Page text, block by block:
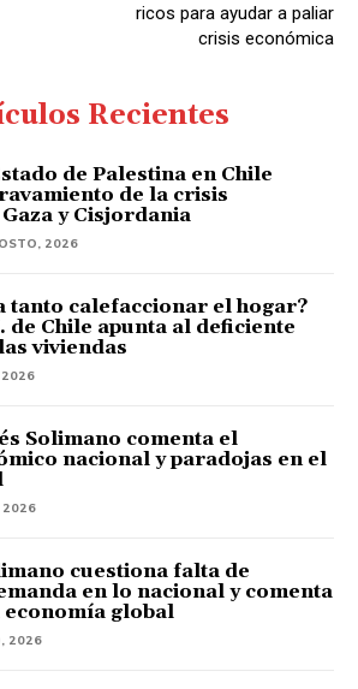
ricos para ayudar a paliar
crisis económica
Recientes
de Palestina en Chile
de la crisis
y Cisjordania
2026
tanto calefaccionar el hogar?
de Chile apunta al deficiente
viviendas
2026
Solimano comenta el
nacional y paradojas en el
2026
cuestiona falta de
en lo nacional y comenta
global
2026